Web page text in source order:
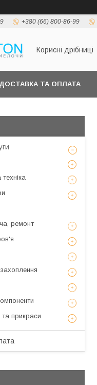
+380 (66) 800-86-99
Корисні дрібниці
ДОСТАВКА ТА ОПЛАТА
ремонт
та прикраси